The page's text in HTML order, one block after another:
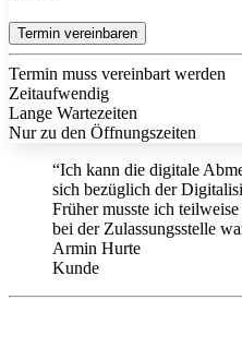
Termin vereinbaren
Termin muss vereinbart werden
Zeitaufwendig
Lange Wartezeiten
Nur zu den Öffnungszeiten
“Ich kann die digitale
sich bezüglich der
Früher musste ich
bei der Zulassungsstelle
Armin Hurte
Kunde